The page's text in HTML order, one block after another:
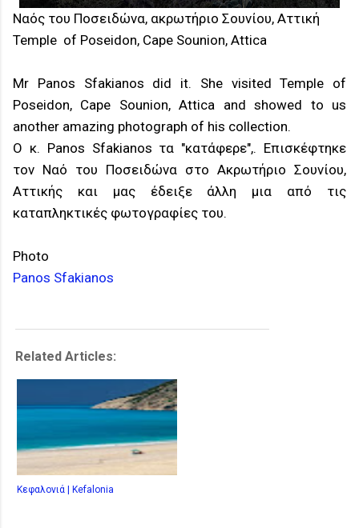
Ναός του Ποσειδώνα, ακρωτήριο Σουνίου, Αττική
Temple of Poseidon, Cape Sounion, Attica
Mr Panos Sfakianos did it. She visitedTemple of
Poseidon, Cape Sounion, Attica and showed to us
another amazing photograph of his collection.
O κ. Panos Sfakianos τα "κατάφερε",. Επισκέφτηκε
τον Ναό του Ποσειδώνα στο Ακρωτήριο Σουνίου,
Αττικής και μας έδειξε άλλη μια από τις
καταπληκτικές φωτογραφίες του.
Photo
Panos Sfakianos
Related Articles:
Κεφαλονιά | Kefalonia